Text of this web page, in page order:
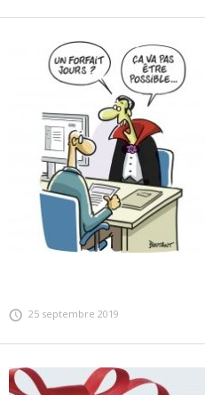
25 septembre 2019